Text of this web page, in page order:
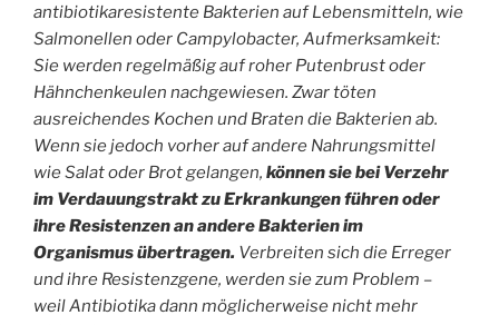
antibiotikaresistente Bakterien auf Lebensmitteln, wie
Salmonellen oder Campylobacter, Aufmerksamkeit:
Sie werden regelmäßig auf roher Putenbrust oder
Hähnchenkeulen nachgewiesen. Zwar töten
ausreichendes Kochen und Braten die Bakterien ab.
Wenn sie jedoch vorher auf andere Nahrungsmittel
wie Salat oder Brot gelangen, können sie bei Verzehr
im Verdauungstrakt zu Erkrankungen führen oder
ihre Resistenzen an andere Bakterien im
Organismus übertragen. Verbreiten sich die Erreger
und ihre Resistenzgene, werden sie zum Problem –
weil Antibiotika dann möglicherweise nicht mehr